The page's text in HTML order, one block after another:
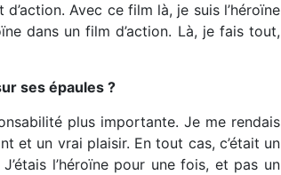
d’action. Avec ce film là, je suis l’héroïne
dans un film d’action. Là, je fais tout,
ses épaules ?
plus importante. Je me rendais
et un vrai plaisir. En tout cas, c’était un
l’héroïne pour une fois, et pas un